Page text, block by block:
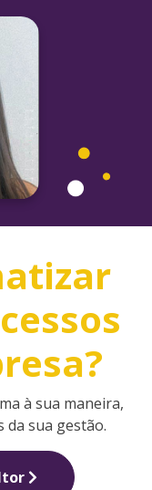
à sua maneira,
sua gestão.